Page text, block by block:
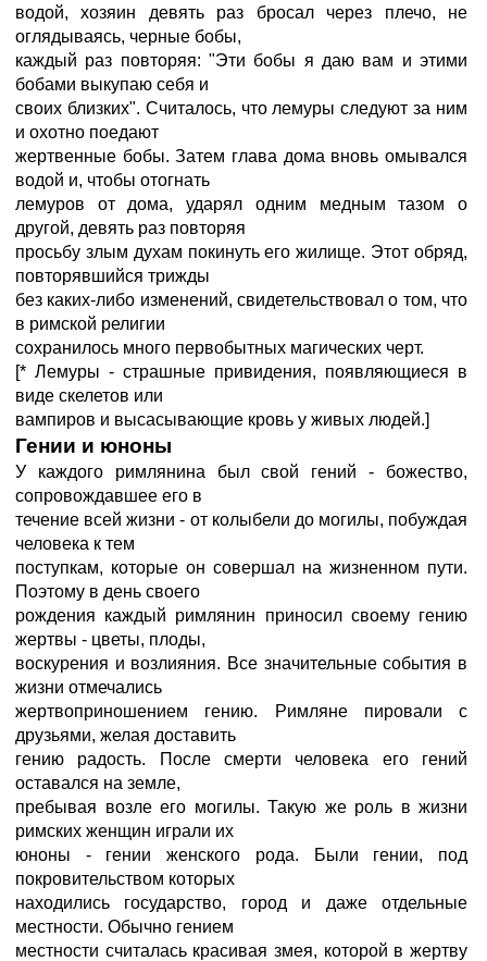
водой, хозяин девять раз бросал через плечо, не
оглядываясь, черные бобы,
каждый раз повторяя: "Эти бобы я даю вам и этими
бобами выкупаю себя и
своих близких". Считалось, что лемуры следуют за ним
и охотно поедают
жертвенные бобы. Затем глава дома вновь омывался
водой и, чтобы отогнать
лемуров от дома, ударял одним медным тазом о
другой, девять раз повторяя
просьбу злым духам покинуть его жилище. Этот обряд,
повторявшийся трижды
без каких-либо изменений, свидетельствовал о том, что
в римской религии
сохранилось много первобытных магических черт.
[* Лемуры - страшные привидения, появляющиеся в
виде скелетов или
вампиров и высасывающие кровь у живых людей.]
Гении и юноны
У каждого римлянина был свой гений - божество,
сопровождавшее его в
течение всей жизни - от колыбели до могилы, побуждая
человека к тем
поступкам, которые он совершал на жизненном пути.
Поэтому в день своего
рождения каждый римлянин приносил своему гению
жертвы - цветы, плоды,
воскурения и возлияния. Все значительные события в
жизни отмечались
жертвоприношением гению. Римляне пировали с
друзьями, желая доставить
гению радость. После смерти человека его гений
оставался на земле,
пребывая возле его могилы. Такую же роль в жизни
римских женщин играли их
юноны - гении женского рода. Были гении, под
покровительством которых
находились государство, город и даже отдельные
местности. Обычно гением
местности считалась красивая змея, которой в жертву